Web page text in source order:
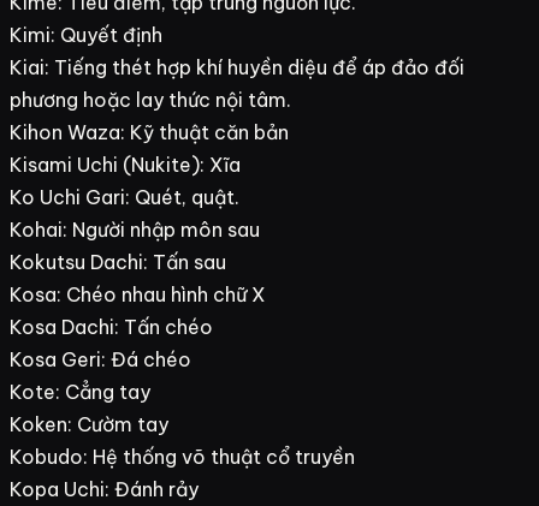
Kimi: Quyết định
Kiai: Tiếng thét hợp khí huyền diệu để áp đảo đối
phương hoặc lay thức nội tâm.
Kihon Waza: Kỹ thuật căn bản
Kisami Uchi (Nukite): Xĩa
Ko Uchi Gari: Quét, quật.
Kohai: Người nhập môn sau
Kokutsu Dachi: Tấn sau
Kosa: Chéo nhau hình chữ X
Kosa Dachi: Tấn chéo
Kosa Geri: Đá chéo
Kote: Cẳng tay
Koken: Cườm tay
Kobudo: Hệ thống võ thuật cổ truyền
Kopa Uchi: Đánh rảy